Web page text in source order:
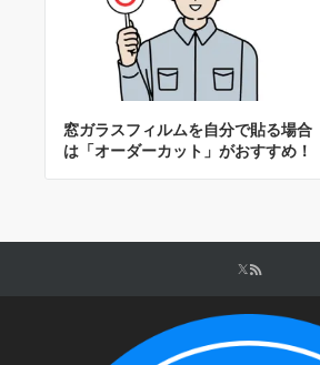
窓ガラスフィルムを自分で貼る場合
は「オーダーカット」がおすすめ！